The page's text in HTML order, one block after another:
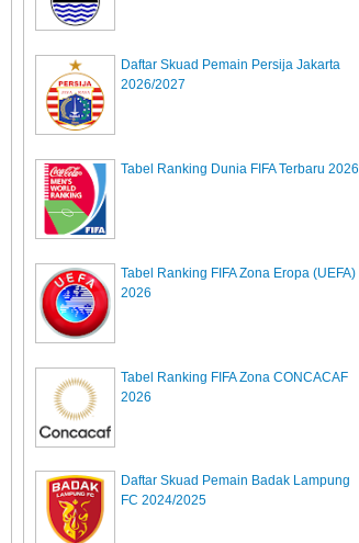
Daftar Skuad Pemain Persija Jakarta
2026/2027
Tabel Ranking Dunia FIFA Terbaru 2026
Tabel Ranking FIFA Zona Eropa (UEFA)
2026
Tabel Ranking FIFA Zona CONCACAF
2026
Daftar Skuad Pemain Badak Lampung
FC 2024/2025